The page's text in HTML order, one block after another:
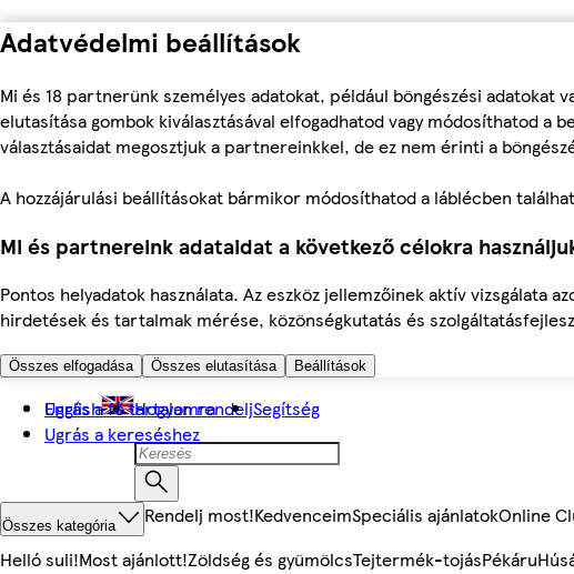
Adatvédelmi beállítások
Mi és 18 partnerünk személyes adatokat, például böngészési adatokat
elutasítása gombok kiválasztásával elfogadhatod vagy módosíthatod a
választásaidat megosztjuk a partnereinkkel, de ez nem érinti a
A hozzájárulási beállításokat bármikor módosíthatod a láblécben
Mi és partnereink adataidat a következő célokra
Pontos helyadatok használata. Az eszköz jellemzőinek aktív
hirdetések és tartalmak mérése, közönségkutatás és
Összes elfogadása Összes elutasítása Beállítások
Ugrás a fő tartalomra
Ugrás a kereséshez
English Hogyan rendeljSegítség
Összes kategória Rendelj most!KedvenceimSpeciális ajánlatokOnline
Helló suli!Most ajánlott!Zöldség és gyümölcsTejtermék-tojásPékáru